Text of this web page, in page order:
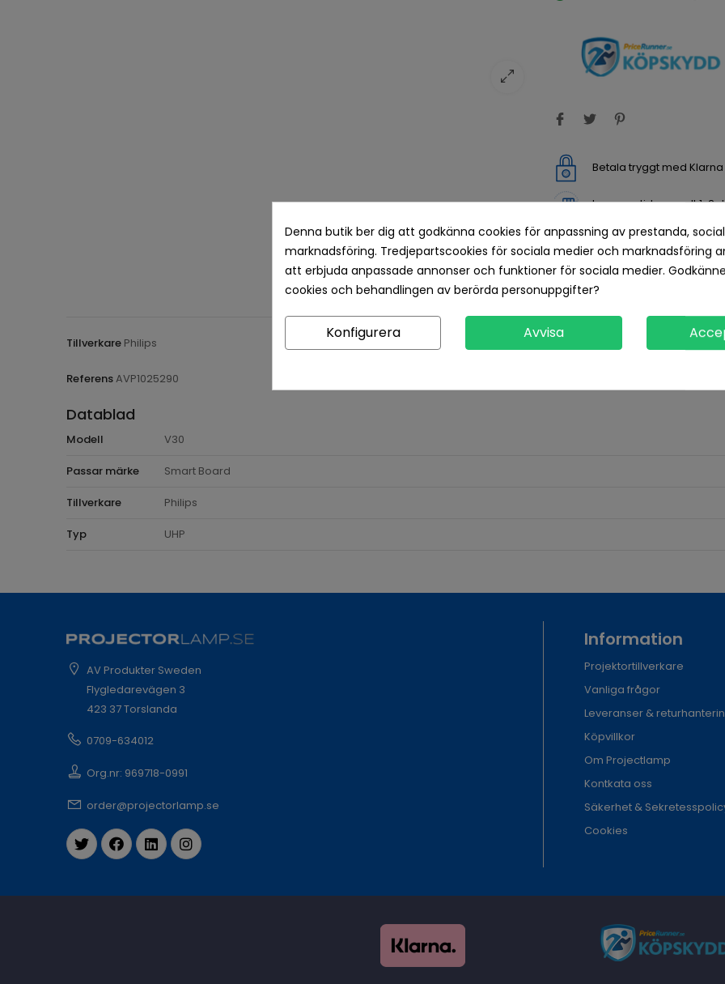
Betala tryggt med
Leveranstid normalt 1-2
Returvillkor 14 dagars
Produktdetaljer Recensioner
Tillverkare Philips
ReferensAVP1025290
Datablad
Modell V30
Passar märke Smart Board
Tillverkare Philips
Typ UHP
AV Produkter Sweden
Flygledarevägen 3
423 37 Torslanda
0709-634012
Org.nr: 969718-0991
order@projectorlamp.se
Information
Projektortillverkare
Vanliga frågor
Leveranser &
Köpvillkor
Om Projectlamp
Kontkata oss
Säkerhet &
Cookies
Denna butik ber dig att godkänna cookies för anpassning av prestanda,
marknadsföring. Tredjepartscookies för sociala medier och marknadsföring
att erbjuda anpassade annonser och funktioner för sociala medier.
cookies och behandlingen av berörda personuppgifter?
Konfigurera Avvisa